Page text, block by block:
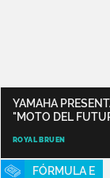
YAMAHA
"MOTO DEL
ROYAL BRUEN
FÓRMULA E